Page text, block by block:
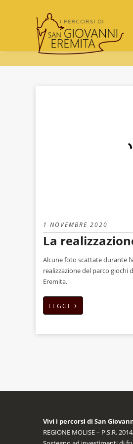
1 NOVEMBRE 2020
La
Alcune foto scattate durante
realizzazione del parco giochi
Eremita.
LEGGI ›
Vivi i percorsi di San
REGIONE MOLISE – P.S.R.